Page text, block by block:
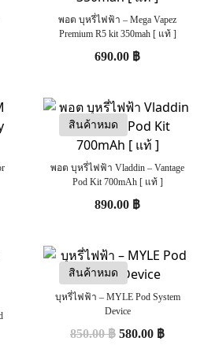
พอต บุหรี่ไฟฟ้า – Mega Vapez
Premium R5 kit 350mah [ แท้ ]
690.00 ฿
สินค้าหมด
พอต บุหรี่ไฟฟ้า Vladdin – Vantage
Pod Kit 700mAh [ แท้ ]
890.00 ฿
สินค้าหมด
บุหรี่ไฟฟ้า – MYLE Pod System
Device
850.00฿ 580.00 ฿